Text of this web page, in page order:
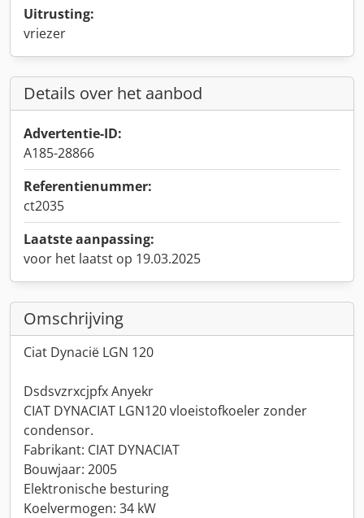
Uitrusting:
vriezer
Details over het aanbod
Advertentie-ID:
A185-28866
Referentienummer:
ct2035
Laatste aanpassing:
voor het laatst op 19.03.2025
Omschrijving
Ciat Dynacië LGN 120
Dsdsvzrxcjpfx Anyekr
CIAT DYNACIAT LGN120 vloeistofkoeler zonder
condensor.
Fabrikant: CIAT DYNACIAT
Bouwjaar: 2005
Elektronische besturing
Koelvermogen: 34 kW